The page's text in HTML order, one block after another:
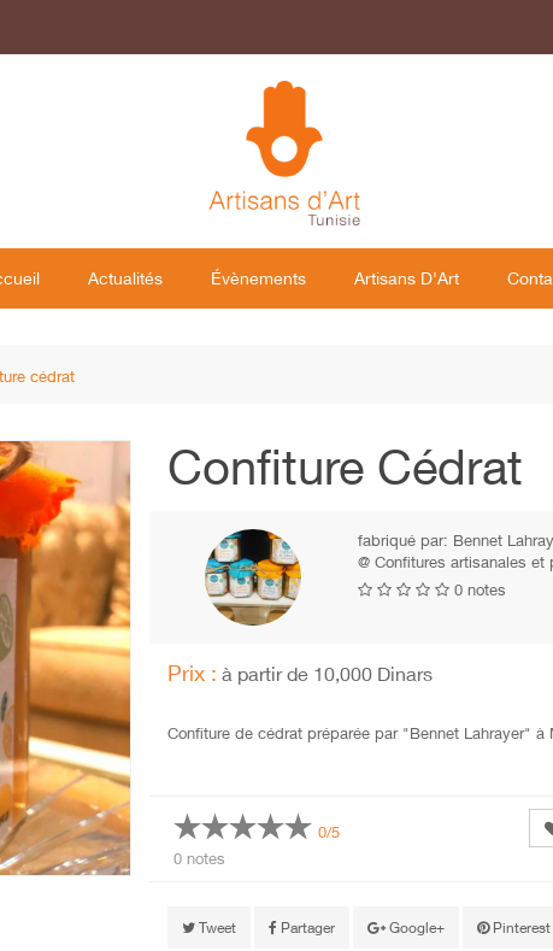
Actualités Évènements Artisans D'Art
cédrat
Confiture Cédrat
fabriqué par: Bennet
@ Confitures artisanales et
0 notes
Prix : à partir de 10,000 Dinars
Confiture de cédrat préparée par "Bennet Lahrayer" à
0/5
0 notes
Tweet Partager Google+ Pinterest